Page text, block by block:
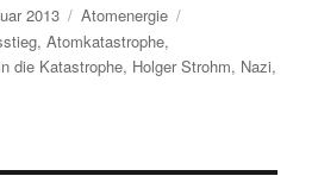
2013 Kategorien
Atomenergie
,Atomkatastrophe,
die Katastrophe, Holger Strohm, Nazi,